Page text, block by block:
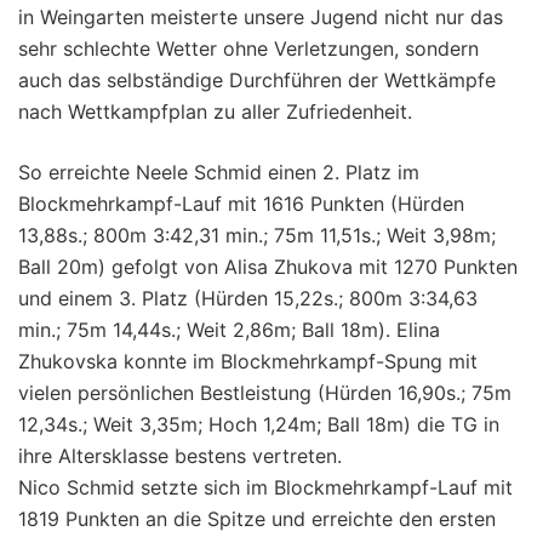
in Weingarten meisterte unsere Jugend nicht nur das
sehr schlechte Wetter ohne Verletzungen, sondern
auch das selbständige Durchführen der Wettkämpfe
nach Wettkampfplan zu aller Zufriedenheit.
So erreichte Neele Schmid einen 2. Platz im
Blockmehrkampf-Lauf mit 1616 Punkten (Hürden
13,88s.; 800m 3:42,31 min.; 75m 11,51s.; Weit 3,98m;
Ball 20m) gefolgt von Alisa Zhukova mit 1270 Punkten
und einem 3. Platz (Hürden 15,22s.; 800m 3:34,63
min.; 75m 14,44s.; Weit 2,86m; Ball 18m). Elina
Zhukovska konnte im Blockmehrkampf-Spung mit
vielen persönlichen Bestleistung (Hürden 16,90s.; 75m
12,34s.; Weit 3,35m; Hoch 1,24m; Ball 18m) die TG in
ihre Altersklasse bestens vertreten.
Nico Schmid setzte sich im Blockmehrkampf-Lauf mit
1819 Punkten an die Spitze und erreichte den ersten